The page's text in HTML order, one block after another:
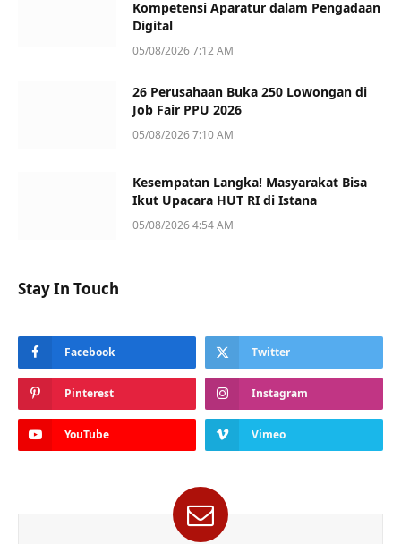
Kompetensi Aparatur dalam Pengadaan
Digital
05/08/2026 7:12 AM
26 Perusahaan Buka 250 Lowongan di
Job Fair PPU 2026
05/08/2026 7:10 AM
Kesempatan Langka! Masyarakat Bisa
Ikut Upacara HUT RI di Istana
05/08/2026 4:54 AM
Stay In Touch
Facebook Twitter
Pinterest Instagram
YouTube Vimeo